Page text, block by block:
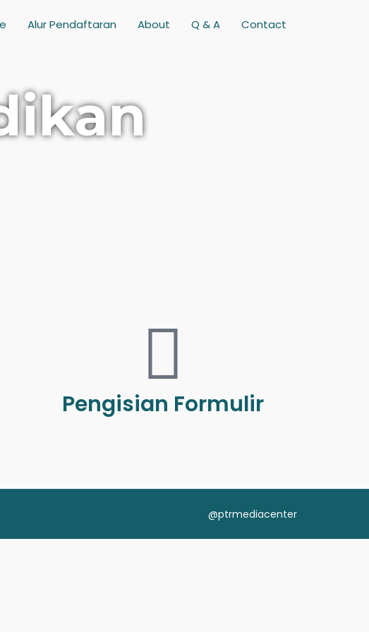
Alur Pendaftaran About Q & A Contact
Pengisian Formulir
@ptrmediacenter